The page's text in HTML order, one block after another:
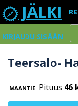
JÄLKI
KIRJAUDU SISÄÄN
Teersalo-
MAANTIE Pituus 46